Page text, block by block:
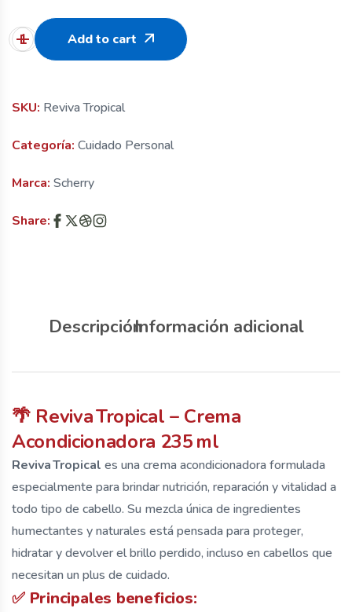
Add to cart
SKU: Reviva Tropical
Categoría: Cuidado Personal
Marca: Scherry
Share:
DescripciónInformación adicional
🌴 Reviva Tropical – Crema
Acondicionadora 235 ml
Reviva Tropical es una crema acondicionadora formulada
especialmente para brindar nutrición, reparación y vitalidad a
todo tipo de cabello. Su mezcla única de ingredientes
humectantes y naturales está pensada para proteger,
hidratar y devolver el brillo perdido, incluso en cabellos que
necesitan un plus de cuidado.
✅ Principales beneficios: